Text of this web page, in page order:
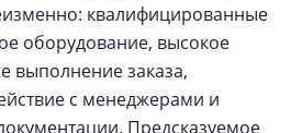
квалифицированные
оборудование, высокое
выполнение заказа,
с менеджерами и
Предсказуемое